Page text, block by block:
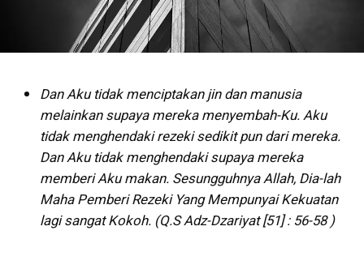
Dan Aku tidak menciptakan jin dan manusia
melainkan supaya mereka menyembah-Ku. Aku
tidak menghendaki rezeki sedikit pun dari mereka.
Dan Aku tidak menghendaki supaya mereka
memberi Aku makan. Sesungguhnya Allah, Dia-lah
Maha Pemberi Rezeki Yang Mempunyai Kekuatan
lagi sangat Kokoh. (Q.S Adz-Dzariyat [51] : 56-58 )